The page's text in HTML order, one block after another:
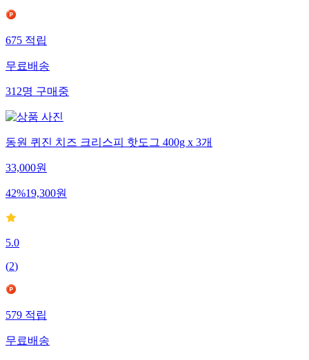
675 적립
무료배송
312명 구매중
동원 퀴진 치즈 크리스피 핫도그 400g x 3개
33,000원
42%19,300원
5.0
(2)
579 적립
무료배송